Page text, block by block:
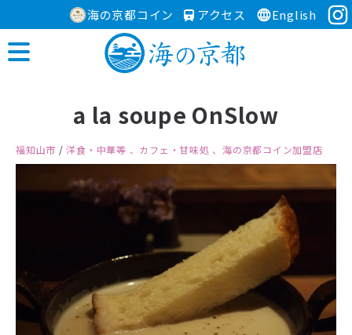
海の京都コイン アクセス English
a la soupe OnSlow
福知山市 /洋食・中華等 、カフェ・甘味処 、海の京都コイン加盟店